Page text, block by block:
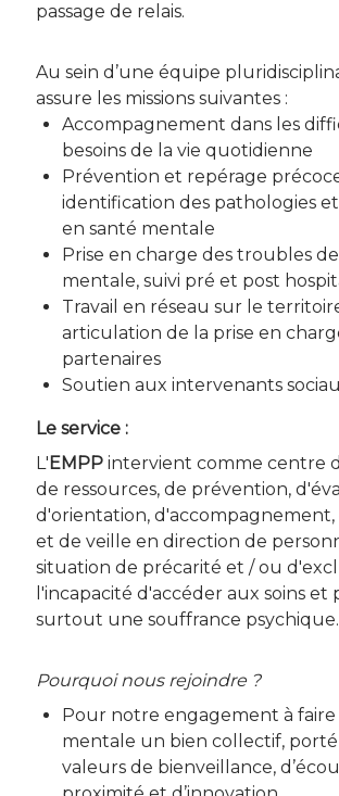
passage de relais.
Au sein d’une équipe
assure les missions suivantes :
Accompagnement dans les
besoins de la vie quotidienne
Prévention et repérage
identification des pathologies et
en santé mentale
Prise en charge des troubles
mentale, suivi pré et post
Travail en réseau sur le
articulation de la prise en
partenaires
Soutien aux intervenants
Le service :
L'EMPPintervient comme centre
de ressources, de prévention,
d'orientation, d'accompagnement,
et de veille en direction de
situation de précarité et / ou
l'incapacité d'accéder aux soins et
surtout une souffrance psychique.
Pourquoi nous rejoindre ?
Pour notre engagement à faire
mentale un bien collectif, porté
valeurs de bienveillance,